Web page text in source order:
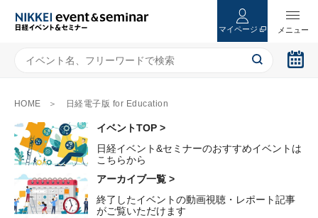
マイページ
HOME 日経電子版 for Education
イベントTOP >
日経イベント&セミナーのおすすめイベントは
こちらから
アーカイブ一覧 >
終了したイベントの動画視聴・レポート記事
がご覧いただけます